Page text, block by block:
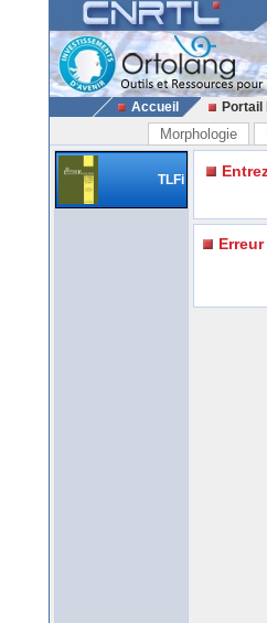
Accueil Portail
Morphologie
TLFi
Erreur